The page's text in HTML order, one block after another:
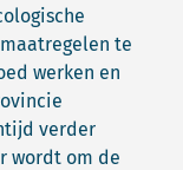
te
werken en
verder
wordt om de